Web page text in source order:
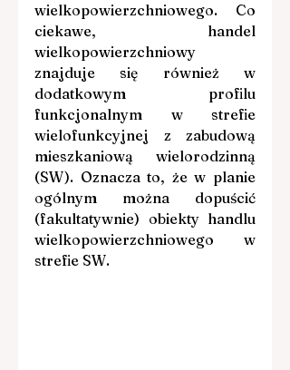
wielkopowierzchniowego. Co
ciekawe, handel
wielkopowierzchniowy
znajduje się również w
dodatkowym profilu
funkcjonalnym w strefie
wielofunkcyjnej z zabudową
mieszkaniową wielorodzinną
(SW). Oznacza to, że w planie
ogólnym można dopuścić
(fakultatywnie) obiekty handlu
wielkopowierzchniowego w
strefie SW.